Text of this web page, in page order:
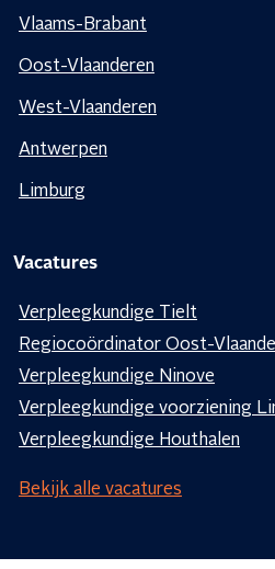
Vlaams-Brabant
Oost-Vlaanderen
West-Vlaanderen
Antwerpen
Limburg
Vacatures
Verpleegkundige Tielt
Regiocoördinator Oost-
Verpleegkundige Ninove
Verpleegkundige voorziening
Verpleegkundige Houthalen
Bekijk alle vacatures